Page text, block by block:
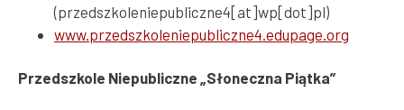
(przedszkoleniepubliczne4[at]wp[dot]pl)
www.przedszkoleniepubliczne4.edupage.org
Przedszkole Niepubliczne „Słoneczna Piątka”